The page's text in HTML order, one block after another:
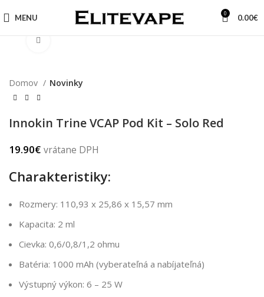
MENU 0 0.00€
Domov Novinky
Innokin Trine VCAP Pod Kit – Solo Red
19.90€ vrátane DPH
Charakteristiky:
Rozmery: 110,93 x 25,86 x 15,57 mm
Kapacita: 2 ml
Cievka: 0,6/0,8/1,2 ohmu
Batéria: 1000 mAh (vyberateľná a nabíjateľná)
Výstupný výkon: 6 – 25 W